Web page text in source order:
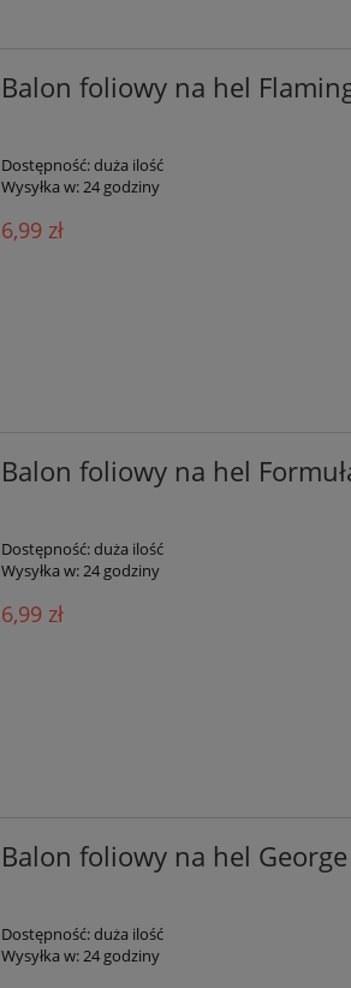
Balon foliowy na hel
Dostępność:duża ilość
Wysyłka w:24 godziny
6,99 zł
Balon foliowy na hel
Dostępność:duża ilość
Wysyłka w:24 godziny
6,99 zł
Balon foliowy na hel George
Dostępność:duża ilość
Wysyłka w:24 godziny